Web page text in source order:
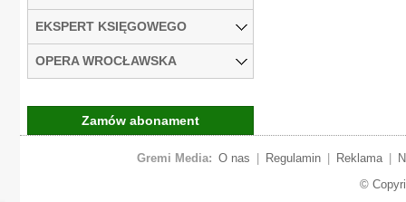
EKSPERT KSIĘGOWEGO
OPERA WROCŁAWSKA
Zamów abonament
Gremi Media: O nas Regulamin Reklama
©